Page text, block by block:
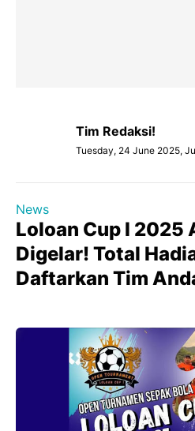
Tim Redaksi!
Tuesday, 24 June 2025,
News
Loloan Cup I 2025
Digelar! Total
Daftarkan Tim